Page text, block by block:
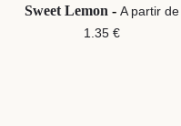
Sweet Lemon - A partir de
1.35 €